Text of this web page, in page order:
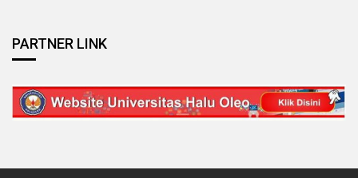
PARTNER LINK